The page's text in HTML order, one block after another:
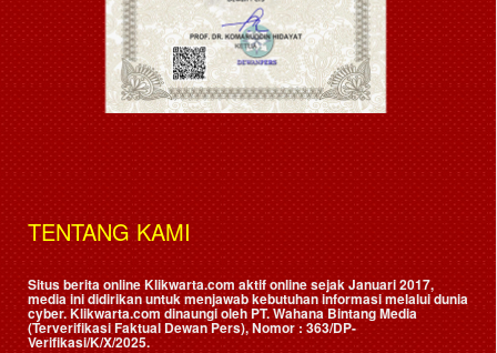
TENTANG KAMI
Situs berita online Klikwarta.com aktif online sejak Januari 2017,
media ini didirikan untuk menjawab kebutuhan informasi melalui dunia
cyber. Klikwarta.com dinaungi oleh PT. Wahana Bintang Media
(Terverifikasi Faktual Dewan Pers), Nomor : 363/DP-
Verifikasi/K/X/2025.